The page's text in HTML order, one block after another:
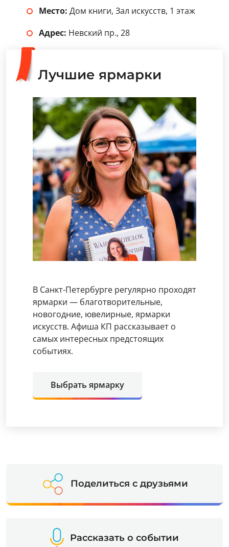
Место: Дом книги, Зал искусств, 1 этаж
Адрес: Невский пр., 28
Лучшие ярмарки
В Санкт-Петербурге регулярно проходят
ярмарки — благотворительные,
новогодние, ювелирные, ярмарки
искусств. Афиша КП рассказывает о
самых интересных предстоящих
событиях.
Выбрать ярмарку
Поделиться с друзьями
Рассказать о событии